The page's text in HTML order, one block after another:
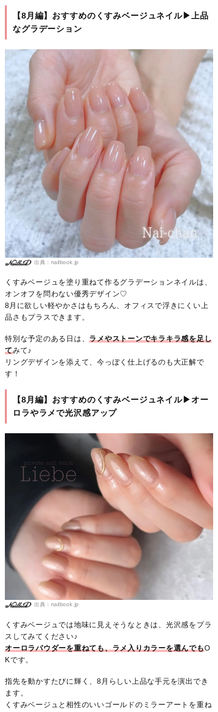
【8月編】おすすめのくすみベージュネイル▶︎上品
なグラデーション
出典：nailbook.jp
くすみベージュを塗り重ねて作るグラデーションネイルは、
オンオフを問わない優秀デザイン♡
8月に欲しい軽やかさはもちろん、オフィスで浮きにくい上
品さもプラスできます。
特別な予定のある日は、ラメやストーンでキラキラ感を足し
てみて♪
リングデザインを添えて、今っぽく仕上げるのも大正解で
す！
【8月編】おすすめのくすみベージュネイル▶︎オー
ロラやラメで光沢感アップ
出典：nailbook.jp
くすみベージュでは地味に見えそうなときは、光沢感をプラ
スしてみてください♪
オーロラパウダーを重ねても、ラメ入りカラーを選んでもO
Kです。
指先を動かすたびに輝く、8月らしい上品な手元を演出でき
ます。
くすみベージュと相性のいいゴールドのミラーアートを重ね